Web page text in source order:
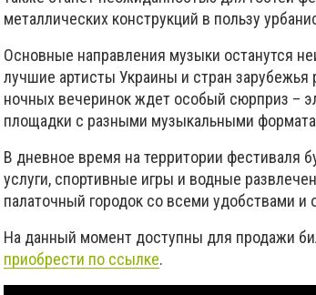
металлических конструкций в пользу
Основные направления музыки останутся
лучшие артисты Украины и стран
ночных вечеринок ждет особый сюрприз –
площадки с разными музыкальными
В дневное время на территории фестиваля
услуги, спортивные игры и водные
палаточный городок со всеми удобствами и
На данный момент доступны для продажи
приобрести по ссылке.